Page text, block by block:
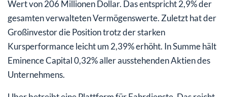
Wert von 206 Millionen Dollar. Das entspricht 2,9% der
gesamten verwalteten Vermögenswerte. Zuletzt hat der
Großinvestor die Position trotz der starken
Kursperformance leicht um 2,39% erhöht. In Summe hält
Eminence Capital 0,32% aller ausstehenden Aktien des
Unternehmens.